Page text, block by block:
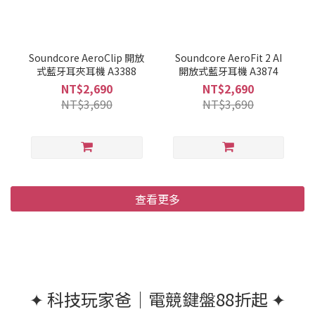
Soundcore AeroClip 開放
式藍牙耳夾耳機 A3388
NT$2,690
NT$3,690
Soundcore AeroFit 2 AI
開放式藍牙耳機 A3874
NT$2,690
NT$3,690
查看更多
✦ 科技玩家爸｜電競鍵盤88折起 ✦